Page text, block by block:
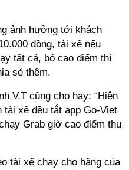
ảnh hưởng tới khách
đồng, tài xế nếu
tất cả, bỏ cao điểm thì
sẻ thêm.
V.T cũng cho hay: “Hiện
xế đều tắt app Go-Viet
Grab giờ cao điểm thu
tài xế chạy cho hãng của